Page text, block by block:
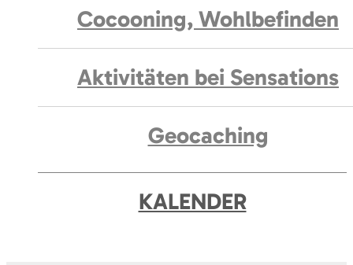
Cocooning, Wohlbefinden
Aktivitäten bei Sensations
Geocaching
KALENDER